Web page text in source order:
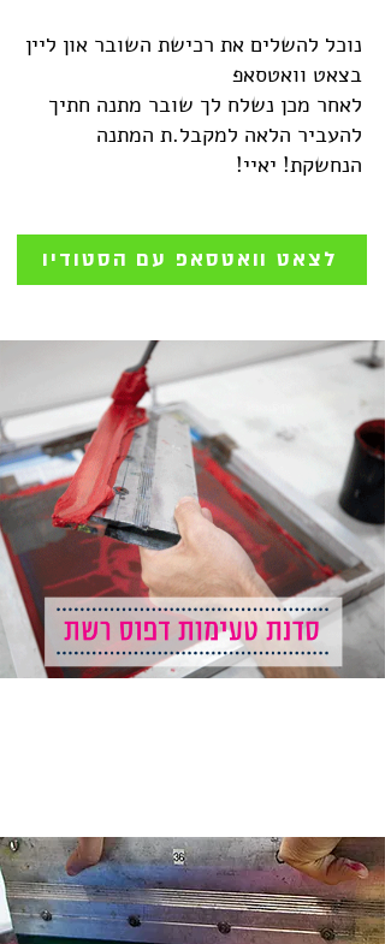
נוכל להשלים את רכישת השובר און ליין
בצאט וואטסאפ
לאחר מכן נשלח לך שובר מתנה חתיך
להעביר הלאה למקבל.ת המתנה
הנחשקת! יאיי!
לצאט וואטסאפ עם הסטודיו